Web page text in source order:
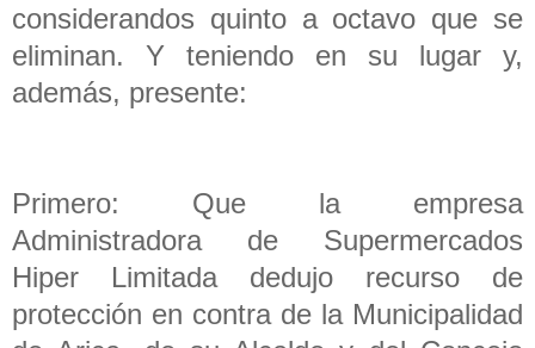
considerandos quinto a octavo que se
eliminan. Y teniendo en su lugar y,
además, presente:
Primero: Que la empresa
Administradora de Supermercados
Hiper Limitada dedujo recurso de
protección en contra de la Municipalidad